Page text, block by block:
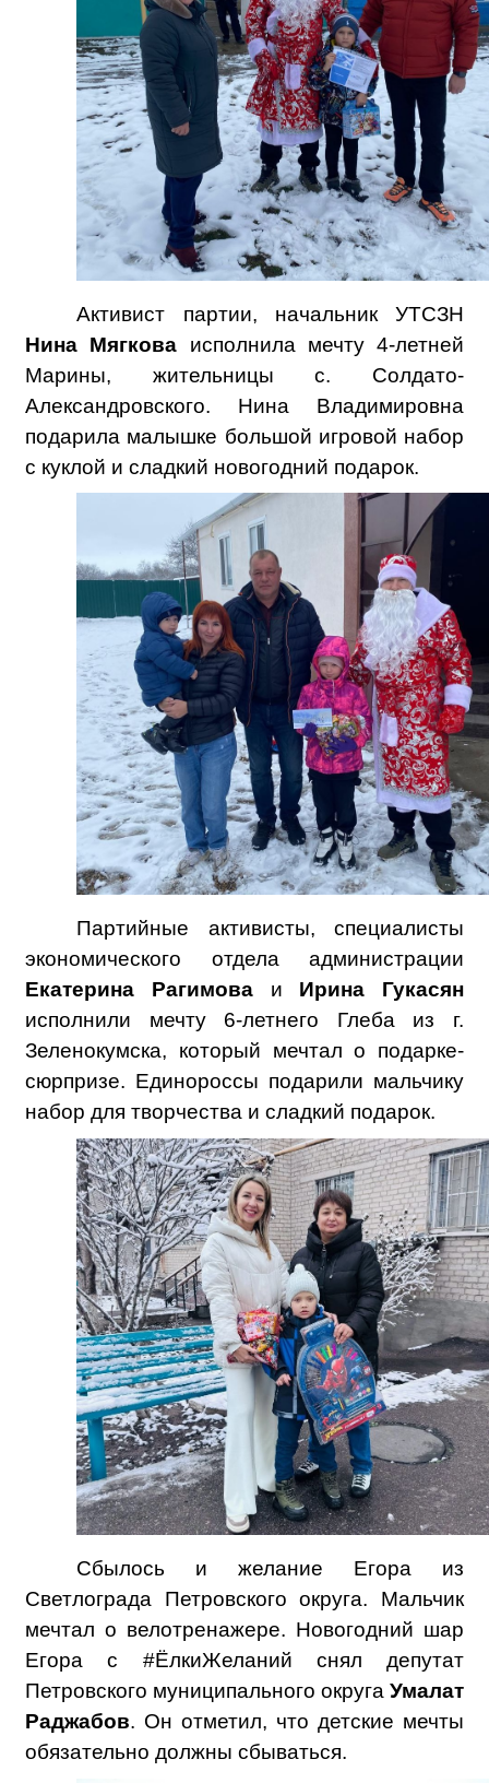
Активист партии, начальник УТСЗН
Нина Мягкова исполнила мечту 4-летней
Марины, жительницы с. Солдато-
Александровского. Нина Владимировна
подарила малышке большой игровой набор
с куклой и сладкий новогодний подарок.
Партийные активисты, специалисты
экономического отдела администрации
Екатерина Рагимоваи Ирина Гукасян
исполнили мечту 6-летнего Глеба из г.
Зеленокумска, который мечтал о подарке-
сюрпризе. Единороссы подарили мальчику
набор для творчества и сладкий подарок.
Сбылось и желание Егора из
Светлограда Петровского округа. Мальчик
мечтал о велотренажере. Новогодний шар
Егора с #ЁлкиЖеланий снял депутат
Петровского муниципального округа Умалат
Раджабов. Он отметил, что детские мечты
обязательно должны сбываться.